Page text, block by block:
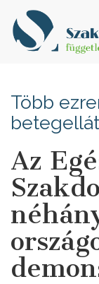
Több
Az